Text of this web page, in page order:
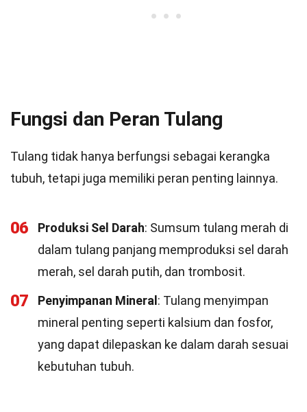
Fungsi dan Peran Tulang
Tulang tidak hanya berfungsi sebagai kerangka
tubuh, tetapi juga memiliki peran penting lainnya.
06 Produksi Sel Darah: Sumsum tulang merah di
dalam tulang panjang memproduksi sel darah
merah, sel darah putih, dan trombosit.
07 Penyimpanan Mineral : Tulang menyimpan
mineral penting seperti kalsium dan fosfor,
yang dapat dilepaskan ke dalam darah sesuai
kebutuhan tubuh.